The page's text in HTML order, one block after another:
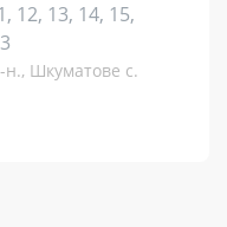
12, 13, 14, 15,
н., Шкуматове с.